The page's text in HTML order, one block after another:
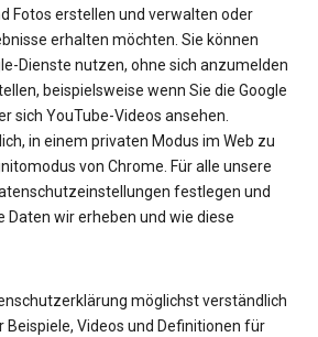
Fotos erstellen und verwalten oder
erhalten möchten. Sie können
Dienste nutzen, ohne sich anzumelden
beispielsweise wenn Sie die Google
sich YouTube-Videos ansehen.
in einem privaten Modus im Web zu
von Chrome. Für alle unsere
festlegen und
Daten wir erheben und wie diese
möglichst verständlich
Beispiele, Videos und Definitionen für